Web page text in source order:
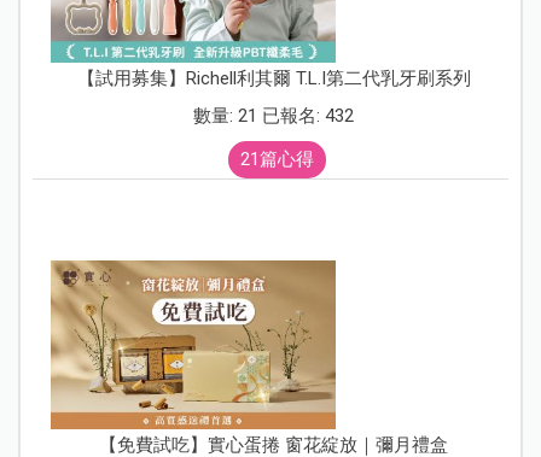
【試用募集】Richell利其爾 T.L.I第二代乳牙刷系列
數量: 21 已報名: 432
21篇心得
【免費試吃】實心蛋捲 窗花綻放｜彌月禮盒